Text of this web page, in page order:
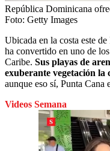
República Dominicana
Foto: Getty Images
Ubicada en la costa este
ha convertido en uno de
Caribe. Sus playas de
exuberante vegetación
aunque eso sí, Punta Cana
Videos Semana